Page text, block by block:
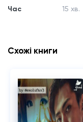
Час
15 хв.
Схожі книги